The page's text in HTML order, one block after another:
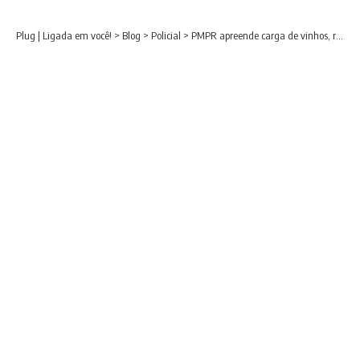
Plug | Ligada em você! > Blog > Policial > PMPR apreende carga de vinhos, recupera veículo furtado e realiza prisão no Sudoeste do Paraná